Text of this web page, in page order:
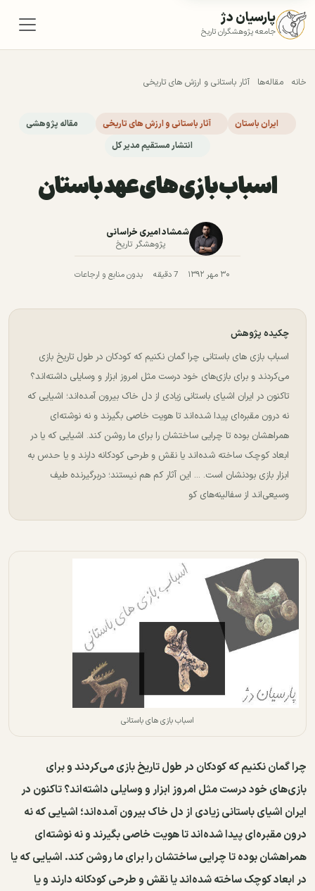
پارسیان دژ
جامعه پژوهشگران تاریخ
خانه مقاله‌ها آثار باستانی و ارزش های تاریخی
ایران باستان آثار باستانی و ارزش های تاریخی
مقاله پژوهشی
انتشار مستقیم مدیر کل
اسباب بازی های عهد باستان
شمشاد امیری خراسانی
پژوهشگر تاریخ
۳۰ مهر ۱۳۹۲ 7 دقیقه بدون منابع و ارجاعات
چکیده پژوهش
اسباب بازی های باستانی چرا گمان نکنیم که کودکان در طول تاریخ بازی
می‌کردند و برای بازی‌های خود درست مثل امروز ابزار و وسایلی داشته‌اند؟
تاکنون در ایران اشیای باستانی زیادی از دل خاک‌ بیرون آمده‌اند؛ اشیایی که
نه درون مقبره‌‌ای پیدا شده‌اند تا هویت خاصی بگیرند و نه نوشته‌ای
همراهشان بوده تا چرایی ساختشان را برای ما روشن کند. اشیایی که یا در
ابعاد کوچک ساخته شده‌اند یا نقش و طرحی کودکانه دارند و یا حدس به
ابزار بازی بودنشان است. ... این آثار کم هم نیستند؛ دربرگیرنده طیف
وسیعی‌اند از سفالینه‌های کو
اسباب بازی های باستانی
چرا گمان نکنیم که کودکان در طول تاریخ بازی می‌کردند و برای
بازی‌های خود درست مثل امروز ابزار و وسایلی داشته‌اند؟ تاکنون در
ایران اشیای باستانی زیادی از دل خاک‌ بیرون آمده‌اند؛ اشیایی که نه
درون مقبره‌‌ای پیدا شده‌اند تا هویت خاصی بگیرند و نه نوشته‌ای
همراهشان بوده تا چرایی ساختشان را برای ما روشن کند. اشیایی که یا
در ابعاد کوچک ساخته شده‌اند یا نقش و طرحی کودکانه دارند و یا